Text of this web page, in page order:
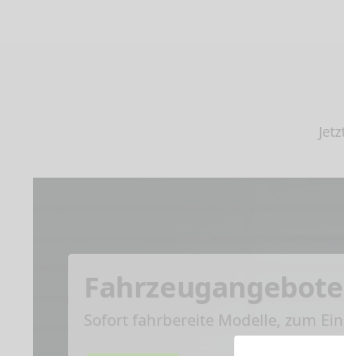
Fahrzeugangebote
Sofort fahrbereite Modelle, zum